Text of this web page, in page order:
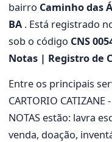
bairro Caminho das
BA . Está registrado
sob o código CNS
Notas | Registro de
Entre os principais
CARTORIO CATIZANE
NOTAS estão: lavra
venda, doação,